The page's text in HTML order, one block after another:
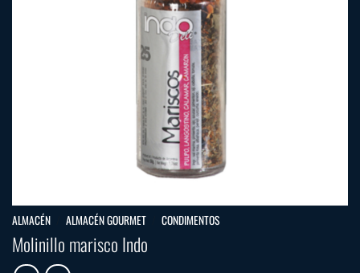
ALMACÉN ALMACÉN GOURMET CONDIMENTOS
Molinillo marisco Indo